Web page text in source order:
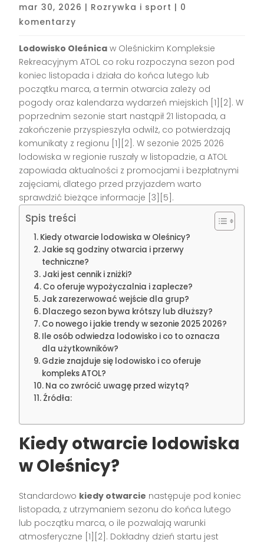
mar 30, 2026 | Rozrywka i sport | 0
komentarzy
Lodowisko Oleśnica w Oleśnickim Kompleksie
Rekreacyjnym ATOL co roku rozpoczyna sezon pod
koniec listopada i działa do końca lutego lub
początku marca, a termin otwarcia zależy od
pogody oraz kalendarza wydarzeń miejskich [1][2]. W
poprzednim sezonie start nastąpił 21 listopada, a
zakończenie przyspieszyła odwilż, co potwierdzają
komunikaty z regionu [1][2]. W sezonie 2025 2026
lodowiska w regionie ruszały w listopadzie, a ATOL
zapowiada aktualności z promocjami i bezpłatnymi
zajęciami, dlatego przed przyjazdem warto
sprawdzić bieżące informacje [3][5].
Spis treści
Kiedy otwarcie lodowiska w Oleśnicy?
Jakie są godziny otwarcia i przerwy
techniczne?
Jaki jest cennik i zniżki?
Co oferuje wypożyczalnia i zaplecze?
Jak zarezerwować wejście dla grup?
Dlaczego sezon bywa krótszy lub dłuższy?
Co nowego i jakie trendy w sezonie 2025 2026?
Ile osób odwiedza lodowisko i co to oznacza
dla użytkowników?
Gdzie znajduje się lodowisko i co oferuje
kompleks ATOL?
Na co zwrócić uwagę przed wizytą?
Źródła:
Kiedy otwarcie lodowiska
w Oleśnicy?
Standardowo kiedy otwarcie następuje pod koniec
listopada, z utrzymaniem sezonu do końca lutego
lub początku marca, o ile pozwalają warunki
atmosferyczne [1][2]. Dokładny dzień startu jest